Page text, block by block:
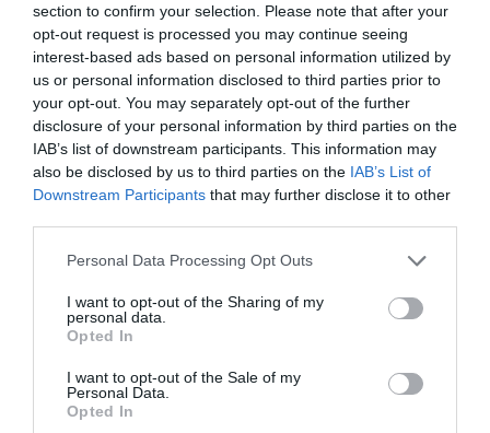
section to confirm your selection. Please note that after your
opt-out request is processed you may continue seeing
interest-based ads based on personal information utilized by
us or personal information disclosed to third parties prior to
your opt-out. You may separately opt-out of the further
disclosure of your personal information by third parties on the
IAB’s list of downstream participants. This information may
also be disclosed by us to third parties on the IAB’s List of
Downstream Participants that may further disclose it to other
Please note that this website/app uses one or more Google
not limited to your visit or usage behaviour. You may click to
grant or deny consent to Google and its third-party tags to
use your data for below specified purposes in below Google
consent section.
Personal Data Processing Opt Outs
I want to opt-out of the Sharing of my
personal data.
Opted In
I want to opt-out of the Sale of my
Personal Data.
Opted In
VIDCASTS
ΕΠΟΜΕΝΟ ΜΙΑ ΚΑΥΤΗ ΠΑΤΑΤΑ»
Ο κυβερνητικός εκπρόσωπος,
σε ένα vidcast που μιλάει για